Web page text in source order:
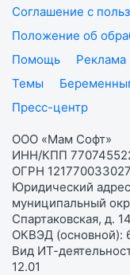
Соглашение с
Положение об
Помощь
Реклама
Темы
Пресс-центр
ООО «Мам Софт»
ИНН/КПП
ОГРН
Юридический
муниципальный
Спартаковская, д.
ОКВЭД (основной):
Вид ИТ-
12.01